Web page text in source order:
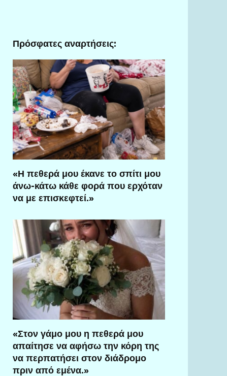
Πρόσφατες αναρτήσεις:
«Η πεθερά μου έκανε το σπίτι μου
άνω-κάτω κάθε φορά που ερχόταν
να με επισκεφτεί.»
«Στον γάμο μου η πεθερά μου
απαίτησε να αφήσω την κόρη της
να περπατήσει στον διάδρομο
πριν από εμένα.»